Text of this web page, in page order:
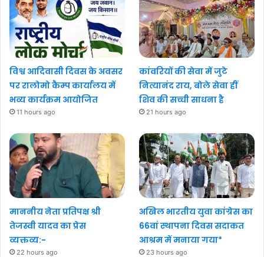
विश्व आदिवासी दिवस के अवसर
पर रालोमो कैम्प कार्यालय में
भव्य कार्यक्रम आयोजित
11 hours ago
कांवरियों की सेवा में जुटे
नित्यानंद राय, बोले सेवा हीं
शिव की सच्ची साधना है
21 hours ago
माननीय नेता प्रतिपक्ष श्री
तेजस्वी यादव का प्रेस
व्यक्तव्य:-
22 hours ago
अखिल भारतीय युवा कांग्रेस का
66वां स्थापना दिवस सदाकत
आश्रम में मनाया गया*
23 hours ago